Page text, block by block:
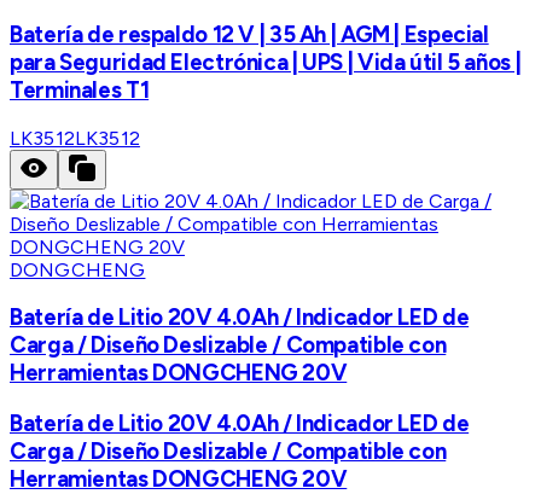
Batería de respaldo 12 V | 35 Ah | AGM | Especial
para Seguridad Electrónica | UPS | Vida útil 5 años |
Terminales T1
LK3512LK3512
DONGCHENG
Batería de Litio 20V 4.0Ah / Indicador LED de
Carga / Diseño Deslizable / Compatible con
Herramientas DONGCHENG 20V
Batería de Litio 20V 4.0Ah / Indicador LED de
Carga / Diseño Deslizable / Compatible con
Herramientas DONGCHENG 20V